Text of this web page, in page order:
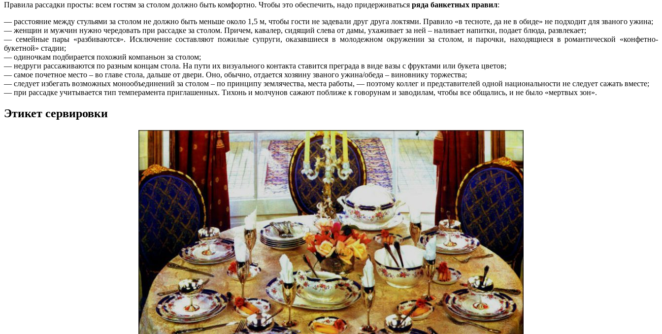
Правила рассадки просты: всем гостям за столом должно быть комфортно. Чтобы это обеспечить, надо придерживаться ряда банкетных правил:
— расстояние между стульями за столом не должно быть меньше около 1,5 м, чтобы гости не задевали друг друга локтями. Правило «в тесноте, да не в обиде» не подходит для званого ужина;
— женщин и мужчин нужно чередовать при рассадке за столом. Причем, кавалер, сидящий слева от дамы, ухаживает за ней – наливает напитки, подает блюда, развлекает;
— семейные пары «разбиваются». Исключение составляют пожилые супруги, оказавшиеся в молодежном окружении за столом, и парочки, находящиеся в романтической «конфетно-
букетной» стадии;
— одиночкам подбирается похожий компаньон за столом;
— недруги рассаживаются по разным концам стола. На пути их визуального контакта ставится преграда в виде вазы с фруктами или букета цветов;
— самое почетное место – во главе стола, дальше от двери. Оно, обычно, отдается хозяину званого ужина/обеда – виновнику торжества;
— следует избегать возможных монообъединений за столом – по принципу землячества, места работы, — поэтому коллег и представителей одной национальности не следует сажать вместе;
— при рассадке учитывается тип темперамента приглашенных. Тихонь и молчунов сажают поближе к говорунам и заводилам, чтобы все общались, и не было «мертвых зон».
Этикет сервировки